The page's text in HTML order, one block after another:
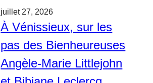
juillet 27, 2026
À Vénissieux, sur les
pas des Bienheureuses
Angèle-Marie Littlejohn